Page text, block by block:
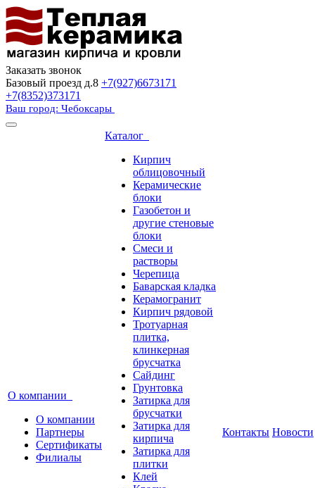
Заказать звонок
Базовый проезд д.8 +7(927)6673171
+7(8352)373171
Ваш город: Чебоксары
О компании
О компании
Партнеры
Сертификаты
Филиалы
Каталог
Кирпич
облицовочный
Керамические
блоки
Газобетон и
другие стеновые
блоки
Смеси и
растворы
Черепица
Баварская кладка
Керамогранит
Кирпич рядовой
Тротуарная
плитка,
клинкерная
брусчатка
Сайдинг
Грунтовка
Затирка для
брусчатки
Затирка для
кирпича
Затирка для
плитки
Клей
Контакты Новости